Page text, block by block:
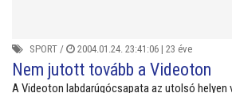
SPORT / 2004.01.24. 23:41:06 | 23 éve
Nem jutott tovább a Videoton
A Videoton labdarúgócsapata az utolsó helyen